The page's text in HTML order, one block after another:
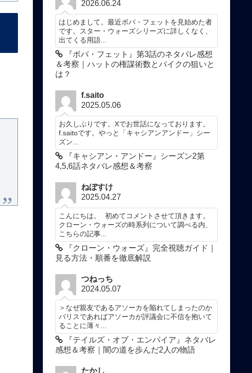
2026.06.24
はじめまして。最近ボバ・フェットを見始めた者
です。スター・ウォーズシリーズに詳しくなく、
出てくる用語...
『ボバ・フェット』第3話のネタバレ感想
＆考察｜ハットの権謀術数とパイクの狙いと
は？
f.saito
2025.05.06
お久しぶりです。Xでお世話になっております。
f.saitoです。やっと「キャシアンアンドー」シー
ズン...
『キャシアン・アンドー』シーズン2第
4,5,6話ネタバレ感想＆考察
ねぼすけ
2025.04.27
こんにちは。 初めてコメントさせて頂きます。
クローン・ウォーズの時系列について調べる内、
こちらの記事...
『クローン・ウォーズ』完全視聴ガイド｜
見る方法・順番を徹底解説
つねっち
2024.05.07
＞なぜ親友であるアソーカを陥れてしまったのか
バリスであればアソーカが評議会に不信を抱いて
ることに薄々...
『テイルズ・オブ・エンパイア』ネタバレ
感想＆考察｜闇の道を歩んだ2人の物語
たかし